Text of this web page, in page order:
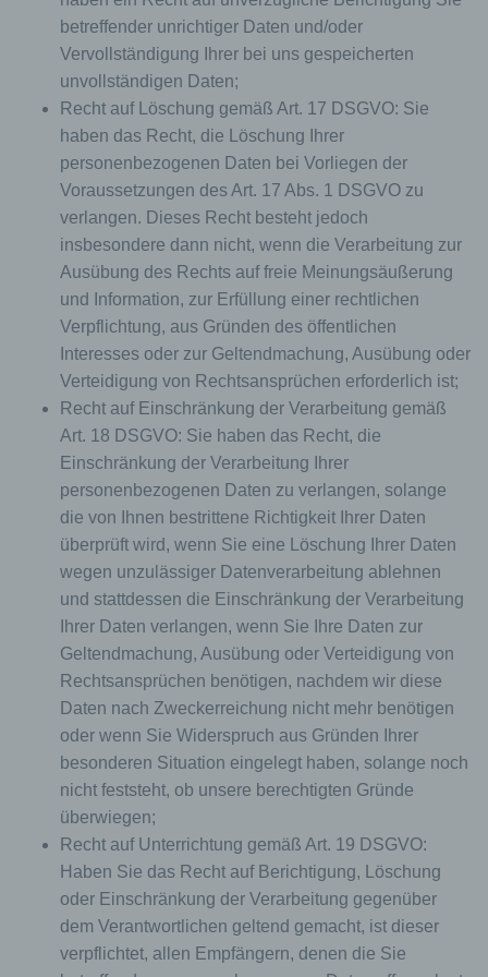
betreffender unrichtiger Daten und/oder
Vervollständigung Ihrer bei uns gespeicherten
unvollständigen Daten;
Recht auf Löschung gemäß Art. 17 DSGVO: Sie
haben das Recht, die Löschung Ihrer
personenbezogenen Daten bei Vorliegen der
Voraussetzungen des Art. 17 Abs. 1 DSGVO zu
verlangen. Dieses Recht besteht jedoch
insbesondere dann nicht, wenn die Verarbeitung zur
Ausübung des Rechts auf freie Meinungsäußerung
und Information, zur Erfüllung einer rechtlichen
Verpflichtung, aus Gründen des öffentlichen
Interesses oder zur Geltendmachung, Ausübung oder
Verteidigung von Rechtsansprüchen erforderlich ist;
Recht auf Einschränkung der Verarbeitung gemäß
Art. 18 DSGVO: Sie haben das Recht, die
Einschränkung der Verarbeitung Ihrer
personenbezogenen Daten zu verlangen, solange
die von Ihnen bestrittene Richtigkeit Ihrer Daten
überprüft wird, wenn Sie eine Löschung Ihrer Daten
wegen unzulässiger Datenverarbeitung ablehnen
und stattdessen die Einschränkung der Verarbeitung
Ihrer Daten verlangen, wenn Sie Ihre Daten zur
Geltendmachung, Ausübung oder Verteidigung von
Rechtsansprüchen benötigen, nachdem wir diese
Daten nach Zweckerreichung nicht mehr benötigen
oder wenn Sie Widerspruch aus Gründen Ihrer
besonderen Situation eingelegt haben, solange noch
nicht feststeht, ob unsere berechtigten Gründe
überwiegen;
Recht auf Unterrichtung gemäß Art. 19 DSGVO:
Haben Sie das Recht auf Berichtigung, Löschung
oder Einschränkung der Verarbeitung gegenüber
dem Verantwortlichen geltend gemacht, ist dieser
verpflichtet, allen Empfängern, denen die Sie
Cookies / SessionStorage / LocalStorage
Die Internetseiten verwenden teilweise so
genannte Cookies, LocalStorage und
SessionStorage. Dies dient dazu, unser Angebot
nutzerfreundlicher, effektiver und sicherer zu
machen. Local Storage und SessionStorage ist
eine Technologie, mit welcher ihr Browser Daten
auf Ihrem Computer oder mobilen Gerät
abspeichert. Cookies sind Textdateien, welche
über einen Internetbrowser auf einem
Computersystem abgelegt und gespeichert
werden. Sie können die Verwendung von Cookies,
LocalStorage und SessionStorage durch
entsprechende Einstellung in Ihrem Browser
verhindern.
Zahlreiche Internetseiten und Server verwenden
Cookies. Viele Cookies enthalten eine sogenannte
Cookie-ID. Eine Cookie-ID ist eine eindeutige
Kennung des Cookies. Sie besteht aus einer
Zeichenfolge, durch welche Internetseiten und
Server dem konkreten Internetbrowser zugeordnet
werden können, in dem das Cookie gespeichert
wurde. Dies ermöglicht es den besuchten
Internetseiten und Servern, den individuellen
Browser der betroffenen Person von anderen
Internetbrowsern, die andere Cookies enthalten,
zu unterscheiden. Ein bestimmter Internetbrowser
kann über die eindeutige Cookie-ID wiedererkannt
und identifiziert werden.
Durch den Einsatz von Cookies kann den Nutzern
dieser Internetseite nutzerfreundlichere Services
bereitstellen, die ohne die Cookie-Setzung nicht
möglich wären.
Mittels eines Cookies können die Informationen
und Angebote auf unserer Internetseite im Sinne
des Benutzers optimiert werden. Cookies
ermöglichen uns, wie bereits erwähnt, die
Benutzer unserer Internetseite wiederzuerkennen.
Zweck dieser Wiedererkennung ist es, den
Nutzern die Verwendung unserer Internetseite zu
erleichtern. Der Benutzer einer Internetseite, die
Cookies verwendet, muss beispielsweise nicht bei
jedem Besuch der Internetseite erneut seine